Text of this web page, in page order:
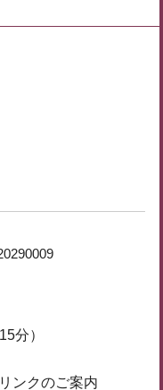
分）
ンクのご案内